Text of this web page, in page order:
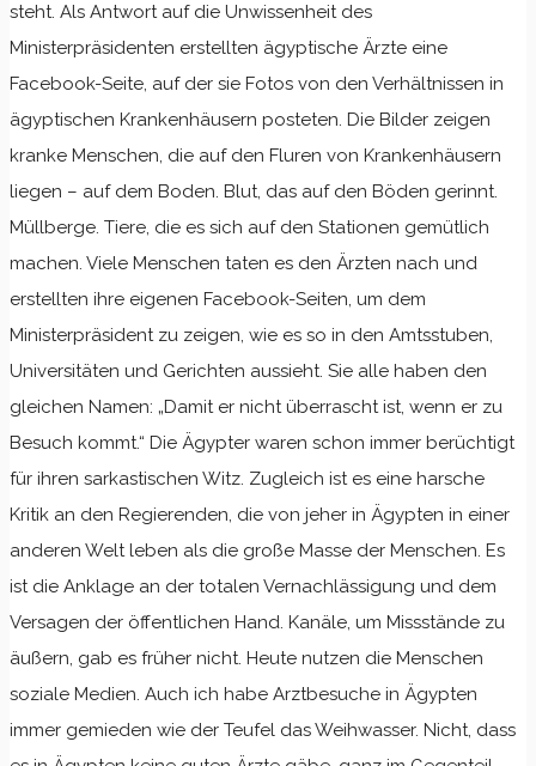
steht. Als Antwort auf die Unwissenheit des
Ministerpräsidenten erstellten ägyptische Ärzte eine
Facebook-Seite, auf der sie Fotos von den Verhältnissen in
ägyptischen Krankenhäusern posteten. Die Bilder zeigen
kranke Menschen, die auf den Fluren von Krankenhäusern
liegen – auf dem Boden. Blut, das auf den Böden gerinnt.
Müllberge. Tiere, die es sich auf den Stationen gemütlich
machen. Viele Menschen taten es den Ärzten nach und
erstellten ihre eigenen Facebook-Seiten, um dem
Ministerpräsident zu zeigen, wie es so in den Amtsstuben,
Universitäten und Gerichten aussieht. Sie alle haben den
gleichen Namen: „Damit er nicht überrascht ist, wenn er zu
Besuch kommt.“ Die Ägypter waren schon immer berüchtigt
für ihren sarkastischen Witz. Zugleich ist es eine harsche
Kritik an den Regierenden, die von jeher in Ägypten in einer
anderen Welt leben als die große Masse der Menschen. Es
ist die Anklage an der totalen Vernachlässigung und dem
Versagen der öffentlichen Hand. Kanäle, um Missstände zu
äußern, gab es früher nicht. Heute nutzen die Menschen
soziale Medien. Auch ich habe Arztbesuche in Ägypten
immer gemieden wie der Teufel das Weihwasser. Nicht, dass